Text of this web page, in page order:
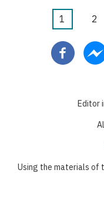
Pagination
Current
1 2
Editor
Using the materials of